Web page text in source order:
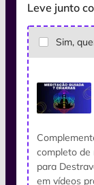
Leve junto
Sim,
completo de
para
em vídeos